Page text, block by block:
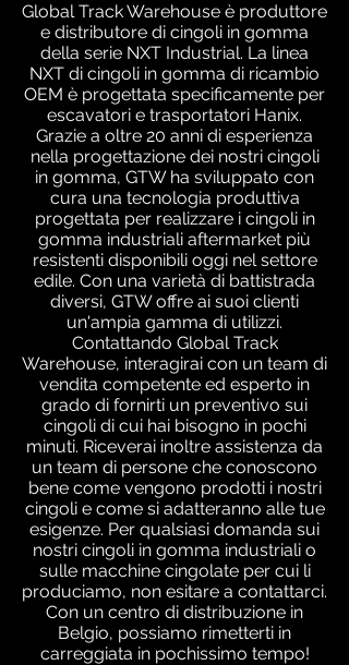
Global Track Warehouse è produttore
e distributore di cingoli in gomma
della serie NXT Industrial. La linea
NXT di cingoli in gomma di ricambio
OEM è progettata specificamente per
escavatori e trasportatori Hanix.
Grazie a oltre 20 anni di esperienza
nella progettazione dei nostri cingoli
in gomma, GTW ha sviluppato con
cura una tecnologia produttiva
progettata per realizzare i cingoli in
gomma industriali aftermarket più
resistenti disponibili oggi nel settore
edile. Con una varietà di battistrada
diversi, GTW offre ai suoi clienti
un'ampia gamma di utilizzi.
Contattando Global Track
Warehouse, interagirai con un team di
vendita competente ed esperto in
grado di fornirti un preventivo sui
cingoli di cui hai bisogno in pochi
minuti. Riceverai inoltre assistenza da
un team di persone che conoscono
bene come vengono prodotti i nostri
cingoli e come si adatteranno alle tue
esigenze. Per qualsiasi domanda sui
nostri cingoli in gomma industriali o
sulle macchine cingolate per cui li
produciamo, non esitare a contattarci.
Con un centro di distribuzione in
Belgio, possiamo rimetterti in
carreggiata in pochissimo tempo!